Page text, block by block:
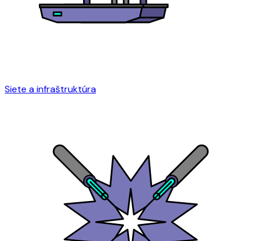
Siete a infraštruktúra